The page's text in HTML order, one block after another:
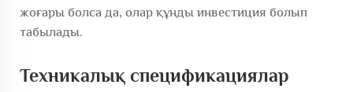
жоғары болса да, олар құнды инвестиция болып
табылады.
Техникалық спецификациялар